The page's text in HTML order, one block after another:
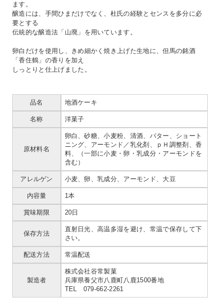
ます。
醸造には、手間ひまだけでなく、杜氏の経験とセンスを多分に必
要とする
伝統的な醸造法「山廃」を用いています。
卵白だけを使用し、きめ細かく焼き上げた生地に、但馬の銘酒
「香住鶴」の香りを加え
しっとりと仕上げました。
品名 地酒ケーキ
名称 洋菓子
原材料名
卵白、砂糖、小麦粉、清酒、バター、ショート
ニング、アーモンド／乳化剤、ｐＨ調整剤、香
料、（一部に小麦・卵・乳成分・アーモンドを
含む）
アレルゲン 小麦、卵、乳成分、アーモンド、大豆
内容量 1本
賞味期限 20日
保存方法
直射日光、高温多湿を避け、常温で保存して下
さい。
配送方法 常温配送
製造者
株式会社谷常製菓
兵庫県養父市八鹿町八鹿1500番地
TEL 079-662-2261